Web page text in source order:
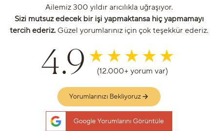
Ailemiz 300 yıldır arıcılıkla uğraşıyor.
Sizi mutsuz edecek bir işi yapmaktansa hiç yapmamayı
tercih ederiz. Güzel yorumlarınız için çok teşekkür ederiz.
4.9 (12.000+ yorum var)
Yorumlarınızı Bekliyoruz
Google Yorumlarını Görüntüle